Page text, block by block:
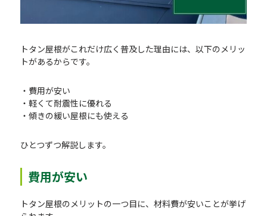
トタン屋根がこれだけ広く普及した理由には、以下のメリッ
トがあるからです。
・費用が安い
・軽くて耐震性に優れる
・傾きの緩い屋根にも使える
ひとつずつ解説します。
費用が安い
トタン屋根のメリットの一つ目に、材料費が安いことが挙げ